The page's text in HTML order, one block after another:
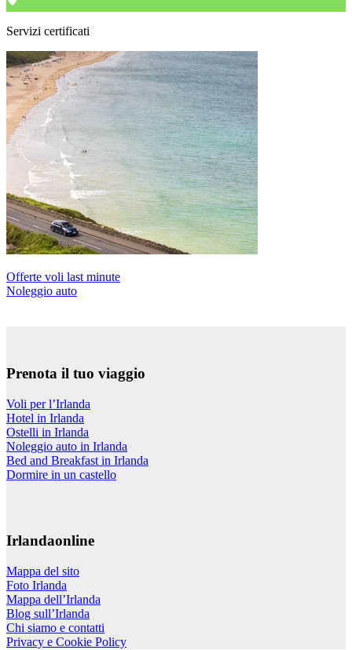
Servizi certificati
Offerte voli last minute
Noleggio auto
Prenota il tuo viaggio
Voli per l’Irlanda
Hotel in Irlanda
Ostelli in Irlanda
Noleggio auto in Irlanda
Bed and Breakfast in Irlanda
Dormire in un castello
Irlandaonline
Mappa del sito
Foto Irlanda
Mappa dell’Irlanda
Blog sull’Irlanda
Chi siamo e contatti
Privacy e Cookie Policy